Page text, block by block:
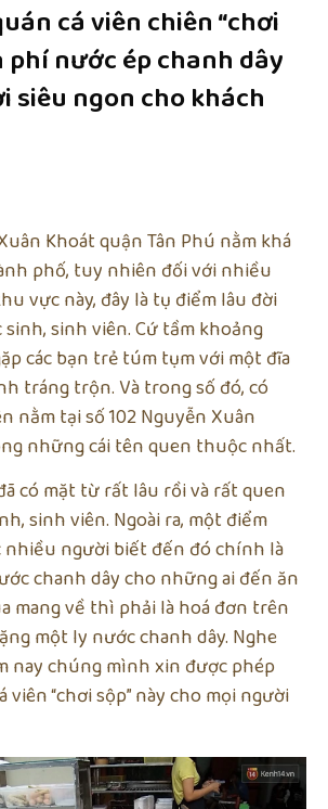
cá viên chiên “chơi
phí nước ép chanh dây
siêu ngon cho khách
Khoát quận Tân Phú nằm khá
phố, tuy nhiên đối với nhiều
vực này, đây là tụ điểm lâu đời
sinh, sinh viên. Cứ tầm khoảng
các bạn trẻ túm tụm với một đĩa
tráng trộn. Và trong số đó, có
nằm tại số 102 Nguyễn Xuân
những cái tên quen thuộc nhất.
có mặt từ rất lâu rồi và rất quen
sinh viên. Ngoài ra, một điểm
người biết đến đó chính là
chanh dây cho những ai đến ăn
mang về thì phải là hoá đơn trên
một ly nước chanh dây. Nghe
nay chúng mình xin được phép
viên “chơi sộp” này cho mọi người